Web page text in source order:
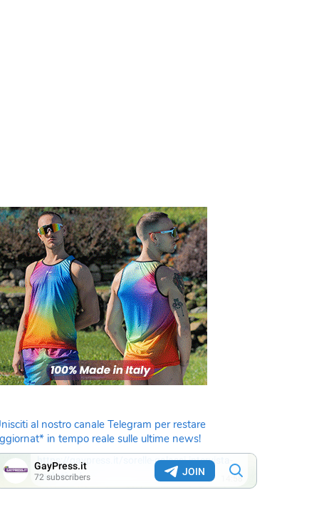
al nostro canale Telegram per restare
in tempo reale sulle ultime news!